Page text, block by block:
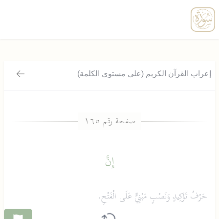
إعراب القرآن الكريم (على مستوى الكلمة)
رجوع
إِنَّ
حَرْفُ تَوْكِيدٍ وَنَصْبٍ مَبْنِيٌّ عَلَى الْفَتْحِ.